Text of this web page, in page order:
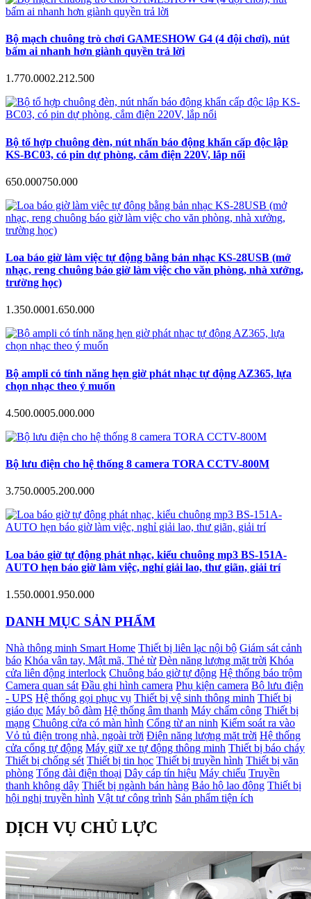
Bộ mạch chuông trò chơi GAMESHOW G4 (4 đội chơi), nút
bấm ai nhanh hơn giành quyền trả lời
1.770.0002.212.500
Bộ tổ hợp chuông đèn, nút nhấn báo động khẩn cấp độc lập
KS-BC03, có pin dự phòng, cắm điện 220V, lắp nổi
650.000750.000
Loa báo giờ làm việc tự động bằng bản nhạc KS-28USB (mở
nhạc, reng chuông báo giờ làm việc cho văn phòng, nhà xưởng,
trường học)
1.350.0001.650.000
Bộ ampli có tính năng hẹn giờ phát nhạc tự động AZ365, lựa
chọn nhạc theo ý muốn
4.500.0005.000.000
Bộ lưu điện cho hệ thống 8 camera TORA CCTV-800M
3.750.0005.200.000
Loa báo giờ tự động phát nhạc, kiểu chuông mp3 BS-151A-
AUTO hẹn báo giờ làm việc, nghỉ giải lao, thư giãn, giải trí
1.550.0001.950.000
DANH MỤC SẢN PHẨM
Nhà thông minh Smart Home Thiết bị liên lạc nội bộ Giám sát cảnh
báo Khóa vân tay, Mật mã, Thẻ từ Đèn năng lượng mặt trời Khóa
cửa liên động interlock Chuông báo giờ tự động Hệ thống báo trộm
Camera quan sát Đầu ghi hình camera Phụ kiện camera Bộ lưu điện
- UPS Hệ thống gọi phục vụ Thiết bị vệ sinh thông minh Thiết bị
giáo dục Máy bộ đàm Hệ thống âm thanh Máy chấm công Thiết bị
mạng Chuông cửa có màn hình Cổng từ an ninh Kiểm soát ra vào
Vỏ tủ điện trong nhà, ngoài trời Điện năng lượng mặt trời Hệ thống
cửa cổng tự động Máy giữ xe tự động thông minh Thiết bị báo cháy
Thiết bị chống sét Thiết bị tin học Thiết bị truyền hình Thiết bị văn
phòng Tổng đài điện thoại Dây cáp tín hiệu Máy chiếu Truyền
thanh không dây Thiết bị ngành bán hàng Bảo hộ lao động Thiết bị
hội nghị truyền hình Vật tư công trình Sản phẩm tiện ích
DỊCH VỤ CHỦ LỰC